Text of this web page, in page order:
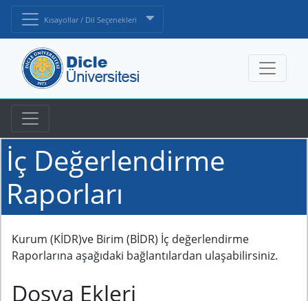
Kısayollar / Dil Seçenekleri
İç Değerlendirme
Raporları
Kurum (KİDR)ve Birim (BİDR) İç değerlendirme
Raporlarına aşağıdaki bağlantılardan ulaşabilirsiniz.
Dosya Ekleri